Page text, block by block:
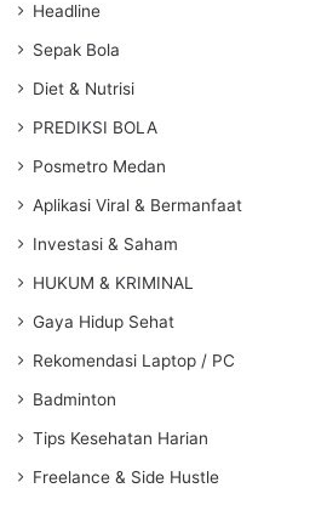
Headline
Sepak Bola
Diet & Nutrisi
PREDIKSI BOLA
Posmetro Medan
Aplikasi Viral & Bermanfaat
Investasi & Saham
HUKUM & KRIMINAL
Gaya Hidup Sehat
Rekomendasi Laptop / PC
Badminton
Tips Kesehatan Harian
Freelance & Side Hustle